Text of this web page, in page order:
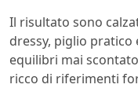
Il risultato sono
dressy, piglio
equilibri mai
ricco di riferimenti